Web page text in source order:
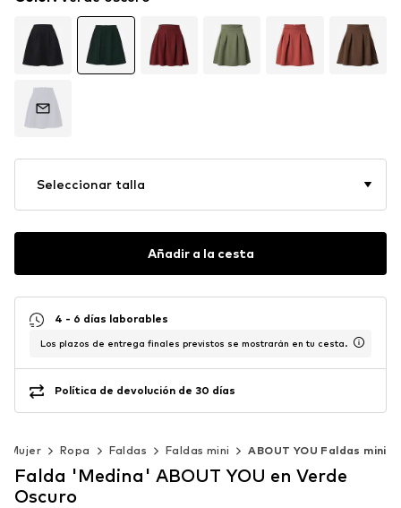
Seleccionar talla
Añadir a la cesta
4 - 6 días laborables
Los plazos de entrega finales previstos se mostrarán en tu cesta.
Política de devolución de 30 días
Mujer Ropa Faldas Faldas mini ABOUT YOU Faldas mini
Falda 'Medina' ABOUT YOU en Verde
Oscuro